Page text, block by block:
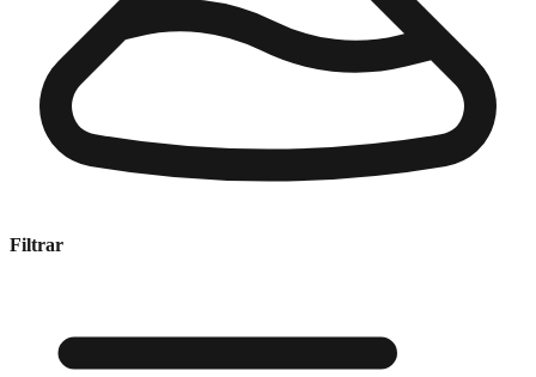
Filtrar